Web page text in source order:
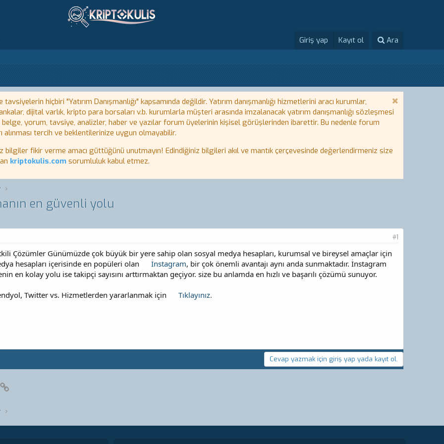
Giriş yap Kayıt ol Ara
hiçbiri "Yatırım Danışmanlığı" kapsamında değildir. Yatırım danışmanlığı hizmetlerini aracı kurumlar,
dijital varlık, kripto para borsaları v.b. kurumlarla müşteri arasında imzalanacak yatırım danışmanlığı sözleşmesi
yorum, tavsiye, analizler, haber ve yazılar forum üyelerinin kişisel görüşlerinden ibarettir. Bu nedenle forum
tercih ve beklentilerinize uygun olmayabilir.
fikir verme amacı güttüğünü unutmayın! Edindiğiniz bilgileri akıl ve mantık çerçevesinde değerlendirmeniz size
kriptokulis.com sorumluluk kabul etmez.
en güvenli yolu
#1
Çözümler Günümüzde çok büyük bir yere sahip olan sosyal medya hesapları, kurumsal ve bireysel amaçlar için
hesapları içerisinde en popüleri olan
İnstagram, bir çok önemli avantajı aynı anda sunmaktadır. İnstagram
en kolay yolu ise takipçi sayısını arttırmaktan geçiyor. size bu anlamda en hızlı ve başarılı çözümü sunuyor.
Twitter vs. Hizmetlerden yararlanmak için Tıklayınız.
Cevap yazmak için giriş yap yada kayıt ol.